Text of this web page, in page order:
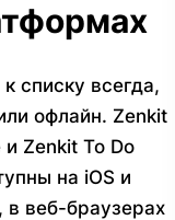
списку всегда,
офлайн. Zenkit
и Zenkit To Do
на iOS и
в веб-браузерах